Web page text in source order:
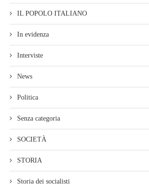
IL POPOLO ITALIANO
In evidenza
Interviste
News
Politica
Senza categoria
SOCIETÀ
STORIA
Storia dei socialisti